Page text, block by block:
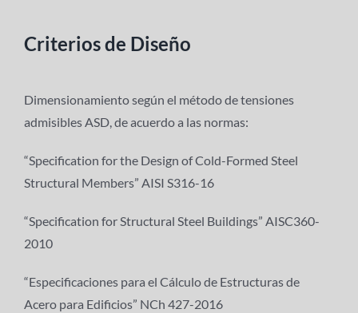
Criterios de Diseño
Dimensionamiento según el método de tensiones
admisibles ASD, de acuerdo a las normas:
“Specification for the Design of Cold-Formed Steel
Structural Members” AISI S316-16
“Specification for Structural Steel Buildings” AISC360-
2010
“Especificaciones para el Cálculo de Estructuras de
Acero para Edificios” NCh 427-2016